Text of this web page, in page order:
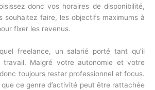
donc vos horaires de disponibilité,
souhaitez faire, les objectifs maximums à
fixer les revenus.
freelance, un salarié porté tant qu’il
travail. Malgré votre autonomie et votre
toujours rester professionnel et focus.
que ce genre d’activité peut être rattachée